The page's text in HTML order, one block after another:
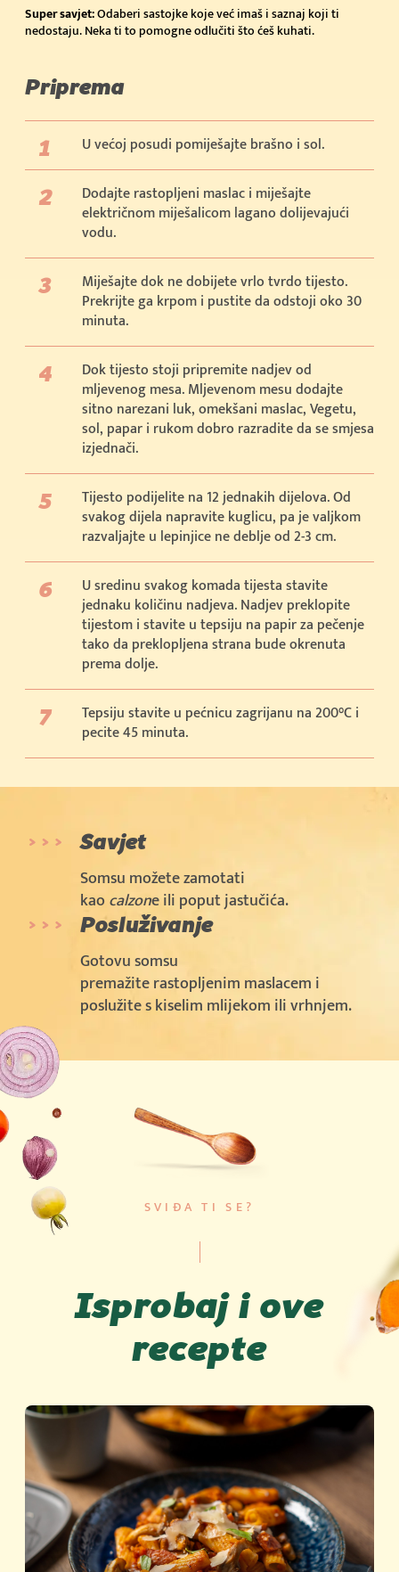
Super savjet:Odaberi sastojke koje već imaš i saznaj koji ti
nedostaju. Neka ti to pomogne odlučiti što ćeš kuhati.
Priprema
U većoj posudi pomiješajte brašno i sol.
Dodajte rastopljeni maslac i miješajte
električnom miješalicom lagano dolijevajući
vodu.
Miješajte dok ne dobijete vrlo tvrdo tijesto.
Prekrijte ga krpom i pustite da odstoji oko 30
minuta.
Dok tijesto stoji pripremite nadjev od
mljevenog mesa. Mljevenom mesu dodajte
sitno narezani luk, omekšani maslac, Vegetu,
sol, papar i rukom dobro razradite da se smjesa
izjednači.
Tijesto podijelite na 12 jednakih dijelova. Od
svakog dijela napravite kuglicu, pa je valjkom
razvaljajte u lepinjice ne deblje od 2-3 cm.
U sredinu svakog komada tijesta stavite
jednaku količinu nadjeva. Nadjev preklopite
tijestom i stavite u tepsiju na papir za pečenje
tako da preklopljena strana bude okrenuta
prema dolje.
Tepsiju stavite u pećnicu zagrijanu na 200°C i
pecite 45 minuta.
Savjet
Somsu možete zamotati
kao calzone ili poput jastučića.
Posluživanje
Gotovu somsu
premažite rastopljenim maslacem i
poslužite s kiselim mlijekom ili vrhnjem.
SVIĐA TI SE?
Isprobaj i ove
recepte